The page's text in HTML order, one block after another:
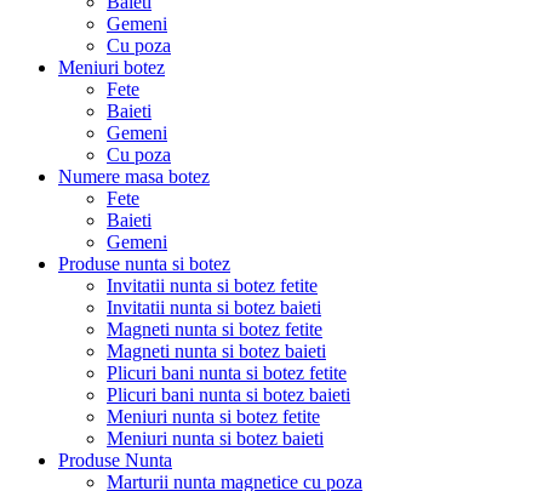
Gemeni
Cu poza
Meniuri botez
Fete
Baieti
Gemeni
Cu poza
Numere masa botez
Fete
Baieti
Gemeni
Produse nunta si botez
Invitatii nunta si botez fetite
Invitatii nunta si botez baieti
Magneti nunta si botez fetite
Magneti nunta si botez baieti
Plicuri bani nunta si botez fetite
Plicuri bani nunta si botez baieti
Meniuri nunta si botez fetite
Meniuri nunta si botez baieti
Produse Nunta
Marturii nunta magnetice cu poza